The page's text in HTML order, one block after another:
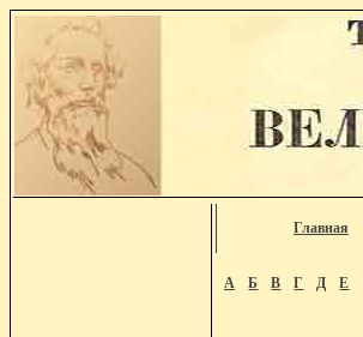
Главная
А Б В Г Д Е